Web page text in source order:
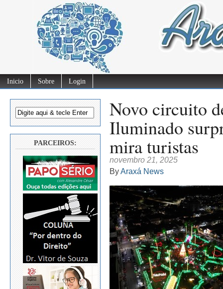
Inicio Sobre Login
PARCEIROS:
Novo circuito
Iluminado
mira turistas
novembro 21, 2025
ByAraxá News